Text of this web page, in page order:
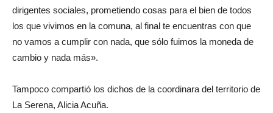
dirigentes sociales, prometiendo cosas para el bien de todos
los que vivimos en la comuna, al final te encuentras con que
no vamos a cumplir con nada, que sólo fuimos la moneda de
cambio y nada más».
Tampoco compartió los dichos de la coordinara del territorio de
La Serena, Alicia Acuña.